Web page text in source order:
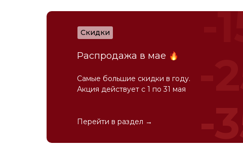
Распродажа в мае
Перейти в раздел →
Скидки
-
-
Самые большие скидки в году.
Акция действует с 1 по 31 мая